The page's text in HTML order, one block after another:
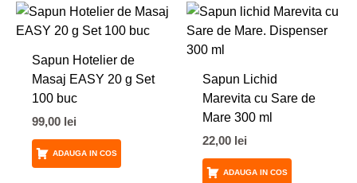
Sapun Hotelier de
Masaj EASY 20 g Set
100 buc
99,00 lei
ADAUGA IN COS
Sapun Lichid
Marevita cu Sare de
Mare 300 ml
22,00 lei
ADAUGA IN COS